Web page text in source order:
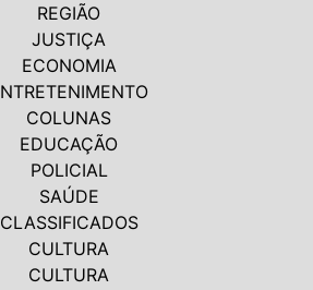
REGIÃO
JUSTIÇA
ECONOMIA
COLUNAS
EDUCAÇÃO
POLICIAL
SAÚDE
CLASSIFICADOS
CULTURA
CULTURA